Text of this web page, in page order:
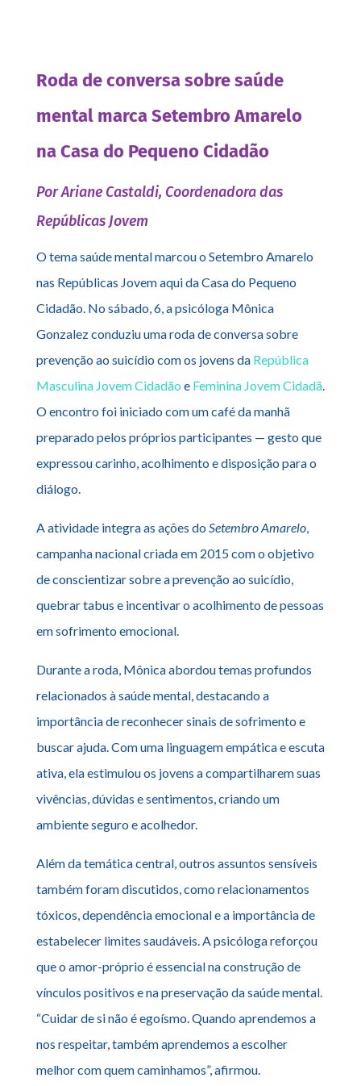
Roda de conversa sobre saúde
mental marca Setembro Amarelo
na Casa do Pequeno Cidadão
Por Ariane Castaldi, Coordenadora das
Repúblicas Jovem
O tema saúde mental marcou o Setembro Amarelo
nas Repúblicas Jovem aqui da Casa do Pequeno
Cidadão. No sábado, 6, a psicóloga Mônica
Gonzalez conduziu uma roda de conversa sobre
prevenção ao suicídio com os jovens da República
Masculina Jovem Cidadão e Feminina Jovem Cidadã.
O encontro foi iniciado com um café da manhã
preparado pelos próprios participantes — gesto que
expressou carinho, acolhimento e disposição para o
diálogo.
A atividade integra as ações do Setembro Amarelo,
campanha nacional criada em 2015 com o objetivo
de conscientizar sobre a prevenção ao suicídio,
quebrar tabus e incentivar o acolhimento de pessoas
em sofrimento emocional.
Durante a roda, Mônica abordou temas profundos
relacionados à saúde mental, destacando a
importância de reconhecer sinais de sofrimento e
buscar ajuda. Com uma linguagem empática e escuta
ativa, ela estimulou os jovens a compartilharem suas
vivências, dúvidas e sentimentos, criando um
ambiente seguro e acolhedor.
Além da temática central, outros assuntos sensíveis
também foram discutidos, como relacionamentos
tóxicos, dependência emocional e a importância de
estabelecer limites saudáveis. A psicóloga reforçou
que o amor-próprio é essencial na construção de
vínculos positivos e na preservação da saúde mental.
“Cuidar de si não é egoísmo. Quando aprendemos a
nos respeitar, também aprendemos a escolher
melhor com quem caminhamos”, afirmou.